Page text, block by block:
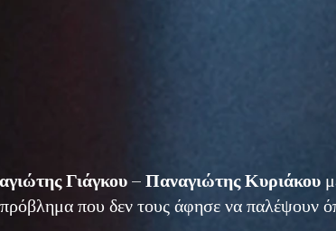
Γιάγκου – Παναγιώτης Κυριάκου
πρόβλημα που δεν τους άφησε να παλέψουν